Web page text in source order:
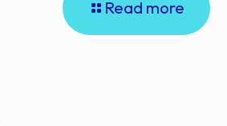
Read more